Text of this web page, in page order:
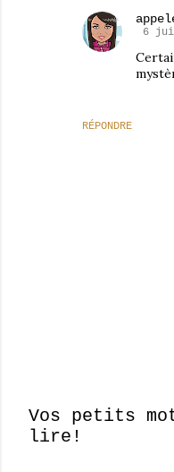
RÉPONDRE
6
E
Vos petits
lire!